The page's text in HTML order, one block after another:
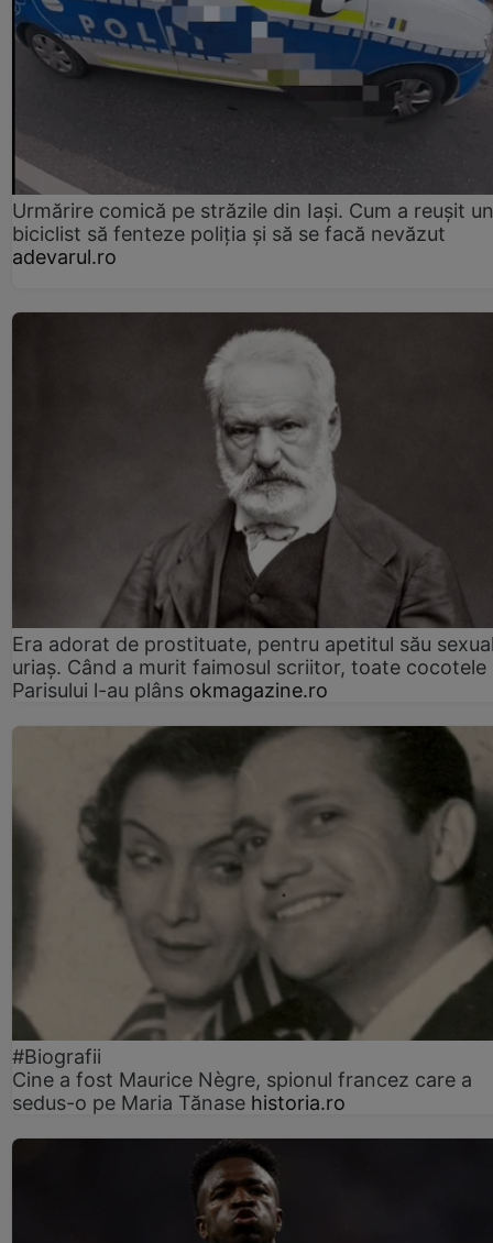
Urmărire comică pe străzile din Iași. Cum a reușit un
biciclist să fenteze poliția și să se facă nevăzut
adevarul.ro
Era adorat de prostituate, pentru apetitul său
uriaș. Când a murit faimosul scriitor, toate cocotele
Parisului l-au plâns okmagazine.ro
#Biografii
Cine a fost Maurice Nègre, spionul francez care a
sedus-o pe Maria Tănase historia.ro